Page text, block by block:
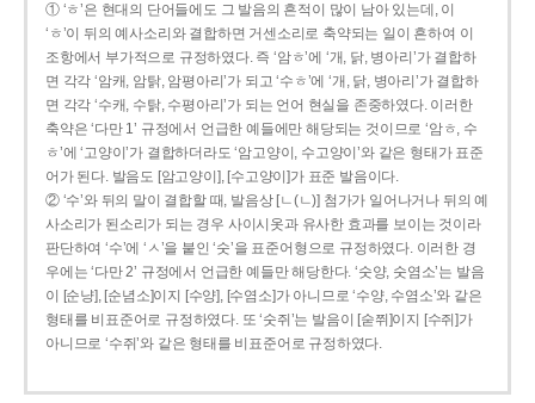
① ‘ㅎ’은 현대의 단어들에도 그 발음의 흔적이 많이 남아 있는데, 이
‘ㅎ’이 뒤의 예사소리와 결합하면 거센소리로 축약되는 일이 흔하여 이
조항에서 부가적으로 규정하였다. 즉 ‘암ㅎ’에 ‘개, 닭, 병아리’가 결합하
면 각각 ‘암캐, 암탉, 암평아리’가 되고 ‘수ㅎ’에 ‘개, 닭, 병아리’가 결합하
면 각각 ‘수캐, 수탉, 수평아리’가 되는 언어 현실을 존중하였다. 이러한
축약은 ‘다만 1’ 규정에서 언급한 예들에만 해당되는 것이므로 ‘암ㅎ, 수
ㅎ’에 ‘고양이’가 결합하더라도 ‘암고양이, 수고양이’와 같은 형태가 표준
어가 된다. 발음도 [암고양이], [수고양이]가 표준 발음이다.
② ‘수’와 뒤의 말이 결합할 때, 발음상 [ㄴ(ㄴ)] 첨가가 일어나거나 뒤의 예
사소리가 된소리가 되는 경우 사이시옷과 유사한 효과를 보이는 것이라
판단하여 ‘수’에 ‘ㅅ’을 붙인 ‘숫’을 표준어형으로 규정하였다. 이러한 경
우에는 ‘다만 2’ 규정에서 언급한 예들만 해당한다. ‘숫양, 숫염소’는 발음
이 [순냥], [순념소]이지 [수양], [수염소]가 아니므로 ‘수양, 수염소’와 같은
형태를 비표준어로 규정하였다. 또 ‘숫쥐’는 발음이 [숟쮜]이지 [수쥐]가
아니므로 ‘수쥐’와 같은 형태를 비표준어로 규정하였다.